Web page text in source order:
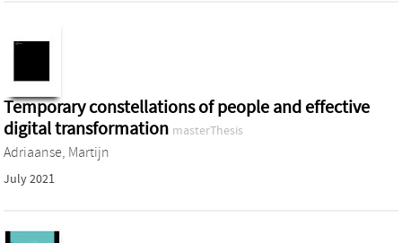
Temporary constellations of people and effective
digital transformation masterThesis
Adriaanse, Martijn
July 2021